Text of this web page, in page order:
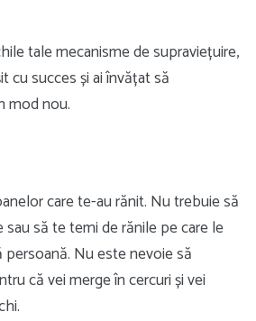
tale mecanisme de supraviețuire,
cu succes și ai învățat să
mod nou.
care te-au rănit. Nu trebuie să
să te temi de rănile pe care le
Nu este nevoie să
că vei merge în cercuri și vei